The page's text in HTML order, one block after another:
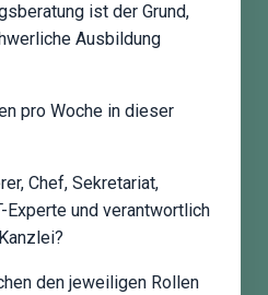
ist der Grund,
Ausbildung
pro Woche in dieser
Chef, Sekretariat,
Experte und verantwortlich
den jeweiligen Rollen